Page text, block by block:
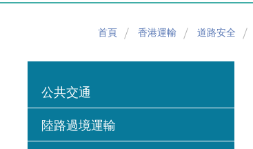
首頁 香港運輸 道路安全
公共交通
陸路過境運輸